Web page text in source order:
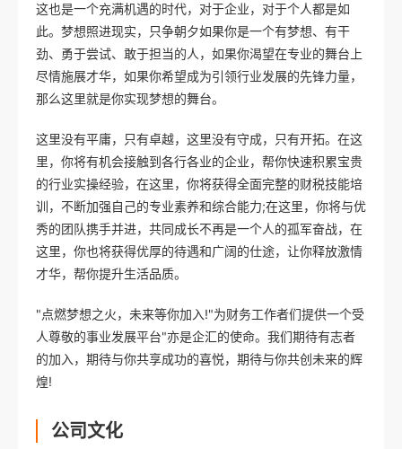
这也是一个充满机遇的时代，对于企业，对于个人都是如
此。梦想照进现实，只争朝夕如果你是一个有梦想、有干
劲、勇于尝试、敢于担当的人，如果你渴望在专业的舞台上
尽情施展才华，如果你希望成为引领行业发展的先锋力量，
那么这里就是你实现梦想的舞台。
这里没有平庸，只有卓越，这里没有守成，只有开拓。在这
里，你将有机会接触到各行各业的企业，帮你快速积累宝贵
的行业实操经验，在这里，你将获得全面完整的财税技能培
训，不断加强自己的专业素养和综合能力;在这里，你将与优
秀的团队携手并进，共同成长不再是一个人的孤军奋战，在
这里，你也将获得优厚的待遇和广阔的仕途，让你释放激情
才华，帮你提升生活品质。
"点燃梦想之火，未来等你加入!"为财务工作者们提供一个受
人尊敬的事业发展平台"亦是企汇的使命。我们期待有志者
的加入，期待与你共享成功的喜悦，期待与你共创未来的辉
煌!
公司文化